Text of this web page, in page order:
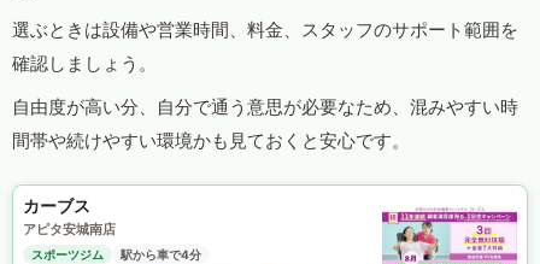
選ぶときは設備や営業時間、料金、スタッフのサポート範囲を
確認しましょう。
自由度が高い分、自分で通う意思が必要なため、混みやすい時
間帯や続けやすい環境かも見ておくと安心です。
カーブス
アピタ安城南店
スポーツジム
駅から車で4分